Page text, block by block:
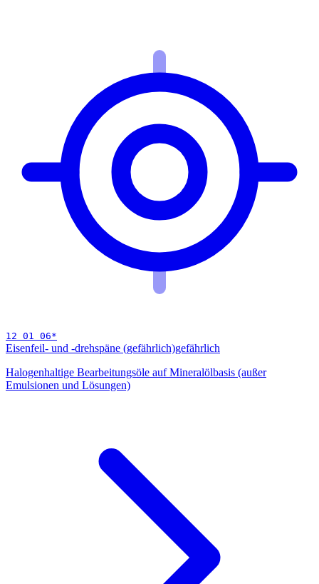
12 01 06*
Eisenfeil- und -drehspäne (gefährlich)gefährlich
Halogenhaltige Bearbeitungsöle auf Mineralölbasis (außer
Emulsionen und Lösungen)